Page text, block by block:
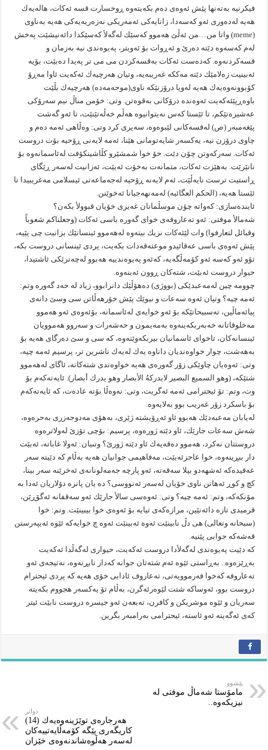
فیكرنیه‌ به‌ته‌نها پێش ئه‌وه‌ى ده‌م بكه‌یته‌وه‌ ڕوخسارت قسه‌ ئه‌كات، هاله‌یه‌ك
هه‌یه‌ له‌ده‌ورى ئه‌و كه‌سه‌دا، زانایه‌كى ئه‌مه‌ریكى نه‌زه‌ریه‌یه‌كى هه‌یه‌ به‌ناوى
(meme) واتا من…من ئه‌ڵێ هه‌موو كه‌سێك له‌گه‌لأ كه‌سێكدا دائه‌نیشێت په‌خش
له‌م كه‌سه‌وه‌ دێته‌ ده‌رێ و ئه‌ڕوات بۆ ئه‌ویتر، په‌یوه‌ندى نیه‌ به‌زمان و
قسه‌كردنه‌وه‌. كه‌ده‌ست ئه‌كات به‌قسه‌كردن مى مى تر په‌یدا ده‌بێت، بۆیه‌
ئه‌بینیت زه‌لامێك دێته‌ مه‌ككه‌ غه‌ریبه‌یه‌، وتیان هه‌رچیه‌ك ئه‌كه‌یت ئاوا مه‌ڕۆ
كۆبوونه‌وه‌یه‌ك هه‌یه‌ له‌ویا درۆزنێكه‌ ناوى(موحه‌مه‌ده‌) هه‌رچیه‌ك بڵێت
باوه‌ڕپێئه‌كه‌یت ئه‌وه‌نده‌ درۆكانى به‌قوه‌تن. وتى: خۆمن مناڵ نیم سه‌رۆكى
عه‌شیره‌تێكم، تا ئێستا كه‌س نه‌یتوانیوه‌ هه‌ڵم خه‌ڵه‌تێنێت، تا ئه‌و گه‌شت
پێغه‌مبه‌ر (ص) له‌قسه‌كانى لێبوه‌وه‌، سه‌یرى كرد وتى: وه‌ڵاهى ئه‌مه‌ ده‌م و
چاوى درۆزن نیه‌، یه‌كسه‌ر شایه‌تومانى هێنا، ئه‌مه‌ لایه‌نى ڕۆحیه‌ بۆت دروست
ئه‌كات. سه‌ركه‌وتن چۆن دێت. خۆ خوا شمشێرو كڵاشینكۆفت له‌ئاسمانه‌وه‌ بۆ
نانێرێت. به‌هێزت ئه‌كات، متمانه‌ت به‌خۆت ئه‌بێت، ئه‌زانیت له‌سه‌ر ڕێگاى
ڕاستیت ترست نایه‌ڵێت، ئه‌م لایه‌نه‌ ڕۆحیه‌ له‌جه‌ماعه‌تى ئیسلامى مه‌غریبیدا تا
ئێستا هه‌یه‌، (الحكم العگائیه‌) له‌مه‌نهه‌جیانا ئه‌خوێنن.
ئاینده‌سازى: كه‌واته‌ چۆن موسڵمانان غه‌یرى خۆیان قبوولأ بكه‌ن؟
شه‌مالأ موفتى: ئه‌و ته‌عاروفه‌ى خواى گه‌وره‌ باسى ئه‌كات (وجعلناكم شعوباً
وقبائل لتعارفوا) وات لێئه‌كات نزیك بیته‌وه‌ له‌هه‌موو ئینسانێك بزانیت چى پێیه‌،
پێش ئه‌وه‌ى باسى عه‌قائیدو موعته‌قه‌دات بكه‌یت، پردى ئینسانى دروست بكه‌،
تۆو ئه‌و كه‌سه‌ ئه‌و كۆمه‌ڵگه‌یه‌، كه‌ئه‌و په‌یوه‌ندییه‌ هه‌بوو له‌چه‌ترێكى ئاشتیدا،
حیوار دروست ئه‌بێت، شته‌كان ڕوون ئه‌بنه‌وه‌.
چوومه‌ چین له‌مه‌عبدێكى (بووژى) ده‌هۆڵێك دانرابوو، زیاد له‌ حه‌د گه‌وره‌ وتم:
ئه‌مه‌ چیه‌؟ وتیان ئه‌وه‌ سه‌عات و نیوێك پێش خۆرهه‌ڵاتن سى وسێ دانه‌ى
پیائه‌ماڵین، ته‌سبیحاتێكه‌ بۆ ئه‌و خوایه‌ى له‌ئاسمانه‌، بۆئه‌وه‌ى ئه‌و هه‌موو
مه‌خلوقاتانه‌ خه‌به‌ربكه‌ینه‌وه‌ به‌مه‌یمون و حه‌شه‌رات و سه‌روو هه‌موویان
ئینسانه‌كان، تاخواى ئاسمانیان بیربكه‌وێته‌وه‌، كه‌ سی و سێ ده‌رگاى هه‌یه‌ بۆ
به‌هه‌شت، چوار خواوه‌ندیان داناوه‌ یه‌ك له‌یه‌ك ناشرین تر، پرسیم ئه‌مه‌ چیه‌،
وتى: ئه‌وه‌یان چاوێكى زۆر گه‌وره‌ى هه‌یه‌ خواوه‌ندى شته‌كانه‌، ئاگاى له‌هه‌موو
شتێكه‌، (وهو السمیع البصیر لایدركهُ الأبصار وهو یدرك أبصار). ئایه‌ته‌كه‌م بۆ
وت، وتم: تۆ ئیحترامى ئه‌مه‌ ئه‌گریت، وتى: نه‌وه‌ڵا بۆته‌ عاده‌ت، كه‌ ئایه‌ته‌كه‌م
بۆ باسكرد زۆر غه‌ریب بوو به‌لایه‌وه‌.
له‌یابان مه‌عبه‌دێك هه‌بوو ئاو ئه‌ڕۆیشته‌ ژێرى، به‌هۆى مه‌دوجه‌زرى به‌حره‌وه‌،
شه‌ش سه‌عات جارێك، ئاو دێته‌ ژوره‌وه‌، پرسیم: بۆچى تۆزێ له‌ولاتره‌وه‌
دروستتان نه‌كرد، هه‌موو ده‌قه‌یه‌ك ئاو دێته‌ ژورێ؟ وتىیان: ئه‌ولا غاباته‌، ئه‌بێت
دار ببڕینه‌وه‌، خوا عاجزئه‌بێت، مه‌فاهیمى جوانیان هه‌یه‌ به‌ڵام كه‌ دێیته‌ سه‌ر
عه‌قیده‌كه‌ ئه‌شهه‌دو بیلا سه‌قه‌ته‌، ئه‌و پارچه‌ جه‌مه‌لونانه‌ى ئه‌خرێنه‌ سه‌ر بینا،
كچ و كوڕ ئه‌هاتن ناوى خۆیان له‌سه‌ر ئه‌نووسى؟ ده‌ یان پانزه‌ دۆلاریان ئه‌دا به‌
مۆنكه‌كه‌، وتم: ئه‌مه‌ چیه‌؟ وتى: ئه‌وه‌سى سالأ جارێك ئه‌و سه‌قفانه‌ ئه‌گۆڕێن،
قرمیدى تازه‌ دائه‌نێین، مرازه‌كه‌ى تیایه‌ بۆ ئه‌وه‌ى خوا بیبینێت. وتم: خوا
(سبحانه‌ وتعالى) هى دڵ نابینێت ئه‌وه‌ ئه‌بینێت ئه‌وه‌ چ خوایه‌كه‌ ئێوه‌ ئه‌یپه‌رستن
قه‌شه‌كه‌ جوابى پێنیه‌.
كه‌ دێیت په‌یوه‌ندى له‌گه‌لأدا دروست ئه‌كه‌یت، حیوارى له‌گه‌ڵدا ئه‌كه‌یت
به‌ڕێزه‌وه‌.. به‌ڕاستى ئێوه‌ ئه‌م شته‌تان جوانه‌ كه‌دار نابڕنه‌وه‌، نه‌تیجه‌ى ئه‌و
ته‌عاروفه‌ كه‌خوا فه‌رموویه‌تى، ته‌عاروف ئادابى خۆى هه‌یه‌ كه‌ پردى ئیحترام
دروست بوو، ئه‌وساكه‌ شتت لێوه‌رئه‌گرن، به‌ڵام تۆ یه‌كسه‌ر هجووم بكه‌یته‌
سه‌ریان و ئێوه‌ موشریكن و كافرن، ته‌بعه‌ن ئه‌و جیسره‌ دروست نابێت ئیتر
كه‌ى ئه‌گه‌ینه‌ ئه‌و ئاسته‌، ئیحترامى به‌رامبه‌ر بگرین.
پێشوو
مامۆستا شه‌ماڵ موفتى له‌
نیزیكه‌وه‌..
دواتر
هەرجارەی توێژینەوەیەك (14)
كاریگەری پێگە كۆمەڵایەتییەكان
لەسەر هەڵوەشاندنەوەی خێزان